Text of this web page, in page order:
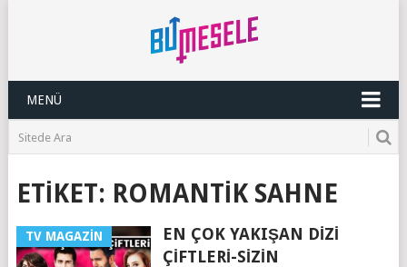
MENÜ
ETIKET: ROMANTIK SAHNE
TV MAGAZIN
EN ÇOK YAKIŞAN DIZI
ÇIFTLERI-SIZIN